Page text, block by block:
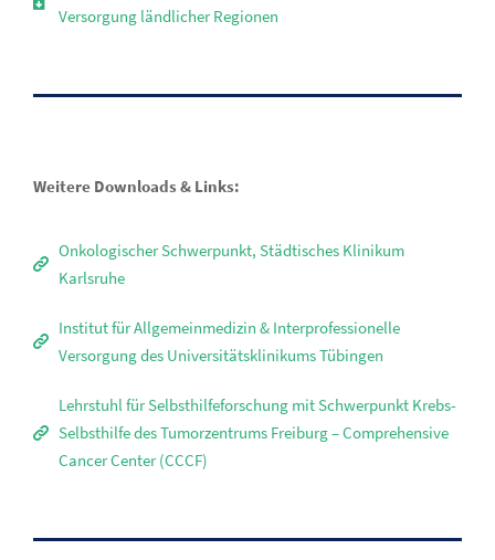
Versorgung ländlicher Regionen
Weitere Downloads & Links:
Onkologischer Schwerpunkt, Städtisches Klinikum
Karlsruhe
Institut für Allgemeinmedizin & Interprofessionelle
Versorgung des Universitätsklinikums Tübingen
Lehrstuhl für Selbsthilfeforschung mit Schwerpunkt Krebs-
Selbsthilfe des Tumorzentrums Freiburg – Comprehensive
Cancer Center (CCCF)